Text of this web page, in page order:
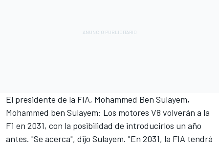
El presidente de la FIA, Mohammed Ben Sulayem,
Mohammed ben Sulayem: Los motores V8 volverán a la
F1 en 2031, con la posibilidad de introducirlos un año
antes. "Se acerca", dijo Sulayem. "En 2031, la FIA tendrá